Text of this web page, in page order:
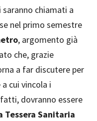
chiamati a
nel primo semestre
, argomento già
che, grazie
a far discutere per
cui vincola i
dovranno essere
Tessera Sanitaria